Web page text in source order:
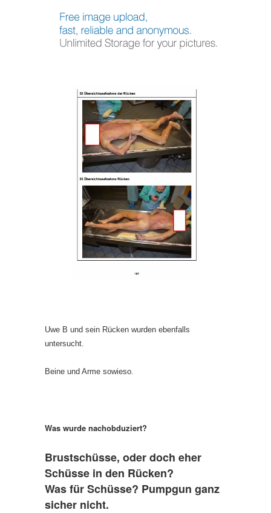
Uwe B und sein Rücken wurden ebenfalls
untersucht.
Beine und Arme sowieso.
Was wurde nachobduziert?
Brustschüsse, oder doch eher
Schüsse in den Rücken?
Was für Schüsse? Pumpgun ganz
sicher nicht.